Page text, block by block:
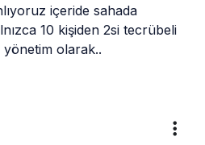
içeride sahada
10 kişiden 2si tecrübeli
olarak..